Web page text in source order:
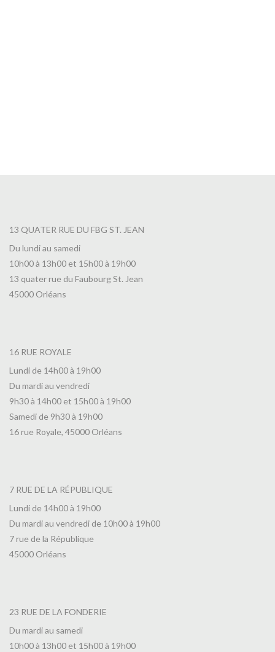
13 QUATER RUE DU FBG ST. JEAN
Du lundi au samedi
10h00 à 13h00 et 15h00 à 19h00
13 quater rue du Faubourg St. Jean
45000 Orléans
16 RUE ROYALE
Lundi de 14h00 à 19h00
Du mardi au vendredi
9h30 à 14h00 et 15h00 à 19h00
Samedi de 9h30 à 19h00
16 rue Royale, 45000 Orléans
7 RUE DE LA RÉPUBLIQUE
Lundi de 14h00 à 19h00
Du mardi au vendredi de 10h00 à 19h00
7 rue de la République
45000 Orléans
23 RUE DE LA FONDERIE
Du mardi au samedi
10h00 à 13h00 et 15h00 à 19h00